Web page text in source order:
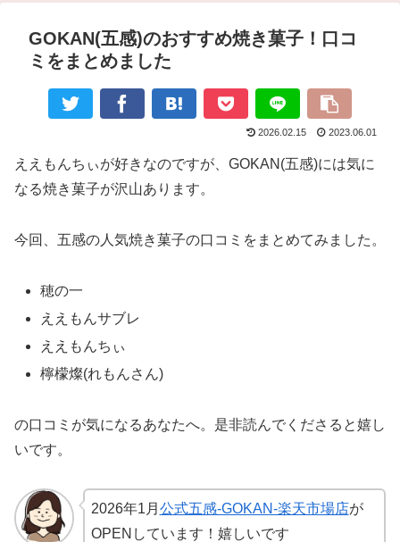
GOKAN(五感)のおすすめ焼き菓子！口コ
ミをまとめました
2026.02.15 2023.06.01
ええもんちぃが好きなのですが、GOKAN(五感)には気に
なる焼き菓子が沢山あります。
今回、五感の人気焼き菓子の口コミをまとめてみました。
穂の一
ええもんサブレ
ええもんちぃ
檸檬燦(れもんさん)
の口コミが気になるあなたへ。是非読んでくださると嬉し
いです。
2026年1月 公式五感-GOKAN-楽天市場店が
OPENしています！嬉しいです